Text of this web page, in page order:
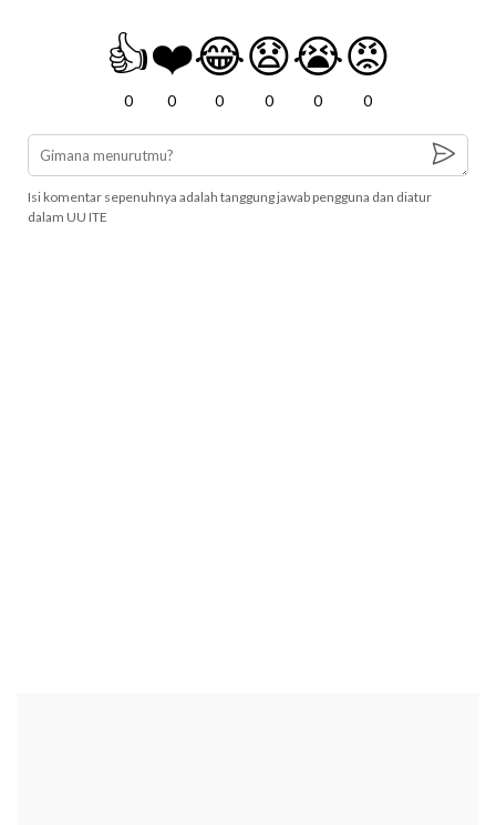
👍
0
❤️
0
😂
0
😧
0
😭
0
😡
0
Isi komentar sepenuhnya adalah tanggung jawab pengguna dan diatur
dalam UU ITE